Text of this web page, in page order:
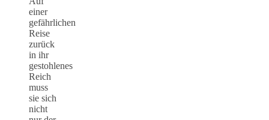
einer
gefährlichen
Reise
zurück
in ihr
gestohlenes
Reich
muss
sie sich
nicht